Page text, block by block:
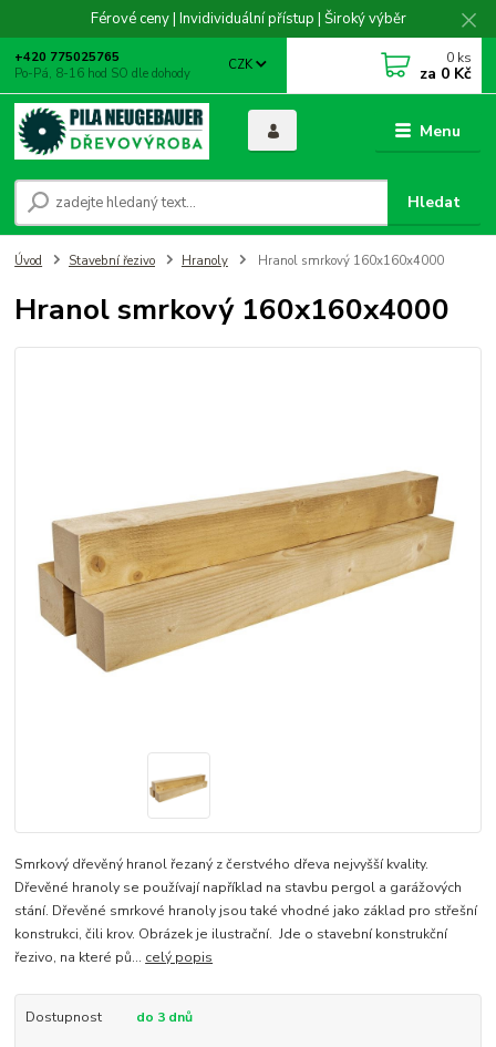
Férové ceny | Invidividuální přístup | Široký výběr
Menu
CZK
Hledat
+420 775025765
Po-Pá, 8-16 hod SO dle dohody
0 ks
za 0 Kč
Úvod Stavební řezivo Hranoly Hranol smrkový 160x160x4000
Hranol smrkový 160x160x4000
Smrkový dřevěný hranol řezaný z čerstvého dřeva nejvyšší kvality.
Dřevěné hranoly se používají například na stavbu pergol a garážových
stání. Dřevěné smrkové hranoly jsou také vhodné jako základ pro střešní
konstrukci, čili krov. Obrázek je ilustrační. Jde o stavební konstrukční
řezivo, na které pů... celý popis
Dostupnost do 3 dnů